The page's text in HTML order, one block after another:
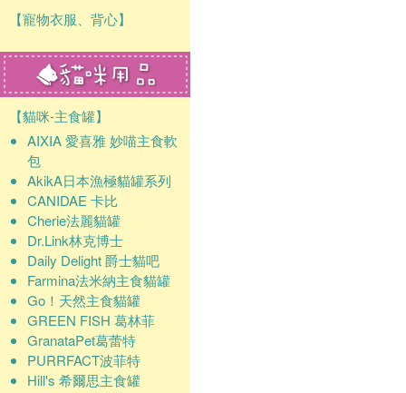
【寵物衣服、背心】
【貓咪-主食罐】
AIXIA 愛喜雅 妙喵主食軟
包
AkikA日本漁極貓罐系列
CANIDAE 卡比
Cherie法麗貓罐
Dr.Link林克博士
Daily Delight 爵士貓吧
Farmina法米納主食貓罐
Go！天然主食貓罐
GREEN FISH 葛林菲
GranataPet葛蕾特
PURRFACT波菲特
Hill's 希爾思主食罐